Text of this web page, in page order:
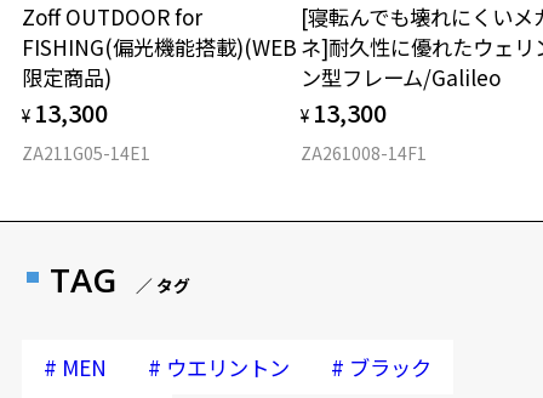
Zoff OUTDOOR for
FISHING(偏光機能搭載)(WEB
限定商品)
¥ 13,300
ZA211G05-14E1
[寝転んでも壊れにくいメ
ネ]耐久性に優れたウェリ
ン型フレーム/Galileo
¥ 13,300
ZA261008-14F1
TAG ／ タグ
# MEN # ウエリントン # ブラック